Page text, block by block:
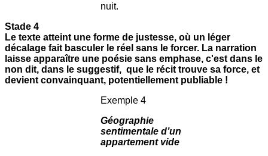
nuit.
Stade 4
Le texte atteint une forme de justesse, où un léger
décalage fait basculer le réel sans le forcer. La narration
laisse apparaître une poésie sans emphase, c'est dans le
non dit, dans le suggestif, que le récit trouve sa force, et
devient convainquant, potentiellement publiable !
Exemple 4
Géographie
sentimentale d’un
appartement vide